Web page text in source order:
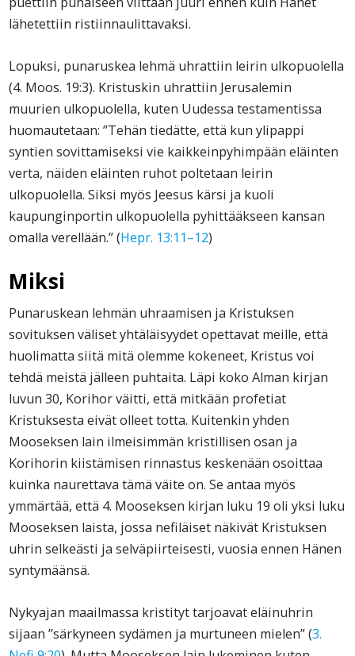
lähetettiin ristiinnaulittavaksi.
Lopuksi, punaruskea lehmä uhrattiin leirin ulkopuolella
(4. Moos. 19:3). Kristuskin uhrattiin Jerusalemin
muurien ulkopuolella, kuten Uudessa testamentissa
huomautetaan: ”Tehän tiedätte, että kun ylipappi
syntien sovittamiseksi vie kaikkeinpyhimpään eläinten
verta, näiden eläinten ruhot poltetaan leirin
ulkopuolella. Siksi myös Jeesus kärsi ja kuoli
kaupunginportin ulkopuolella pyhittääkseen kansan
omalla verellään.” (Hepr. 13:11–12)
Miksi
Punaruskean lehmän uhraamisen ja Kristuksen
sovituksen väliset yhtäläisyydet opettavat meille, että
huolimatta siitä mitä olemme kokeneet, Kristus voi
tehdä meistä jälleen puhtaita. Läpi koko Alman kirjan
luvun 30, Korihor väitti, että mitkään profetiat
Kristuksesta eivät olleet totta. Kuitenkin yhden
Mooseksen lain ilmeisimmän kristillisen osan ja
Korihorin kiistämisen rinnastus keskenään osoittaa
kuinka naurettava tämä väite on. Se antaa myös
ymmärtää, että 4. Mooseksen kirjan luku 19 oli yksi luku
Mooseksen laista, jossa nefiläiset näkivät Kristuksen
uhrin selkeästi ja selväpiirteisesti, vuosia ennen Hänen
syntymäänsä.
Nykyajan maailmassa kristityt tarjoavat eläinuhrin
sijaan ”särkyneen sydämen ja murtuneen mielen” (3.